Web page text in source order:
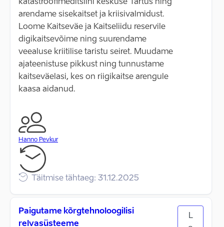
katastroofimeditsiini keskuse Tartus ning
arendame sisekaitset ja kriisivalmidust.
Loome Kaitseväe ja Kaitseliidu reservile
digikaitsevõime ning suurendame
veealuse kriitilise taristu seiret. Muudame
ajateenistuse pikkust ning tunnustame
kaitseväelasi, kes on riigikaitse arengule
kaasa aidanud.
Hanno Pevkur
Täitmise tähtaeg: 31.12.2025
Paigutame kõrgtehnoloogilisi
relvasüsteeme
L